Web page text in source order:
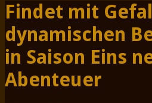
Findet mit
dynamischen
in Saison Eins
Abenteuer